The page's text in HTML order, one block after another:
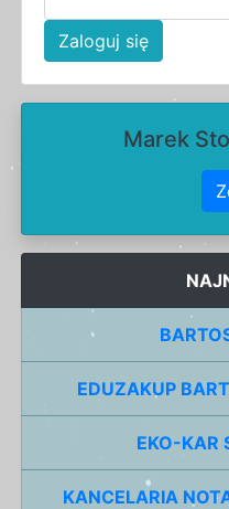
Zaloguj się
Marek
EDUZAKUP
EKO-KAR
KANCELARIA